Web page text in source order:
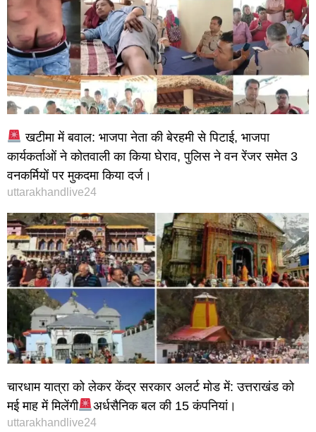
खटीमा में बवाल: भाजपा नेता की बेरहमी से पिटाई, भाजपा
कार्यकर्ताओं ने कोतवाली का किया घेराव, पुलिस ने वन रेंजर समेत 3
वनकर्मियों पर मुकदमा किया दर्ज।
uttarakhandlive24
चारधाम यात्रा को लेकर केंद्र सरकार अलर्ट मोड में: उत्तराखंड को
मई माह में मिलेंगी
अर्धसैनिक बल की 15 कंपनियां।
uttarakhandlive24